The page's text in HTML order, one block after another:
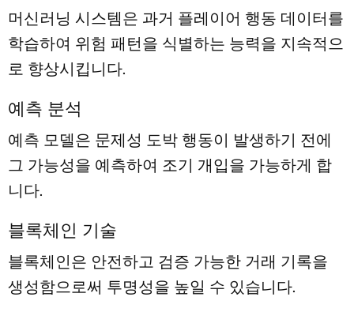
머신러닝 시스템은 과거 플레이어 행동 데이터를
학습하여 위험 패턴을 식별하는 능력을 지속적으
로 향상시킵니다.
예측 분석
예측 모델은 문제성 도박 행동이 발생하기 전에
그 가능성을 예측하여 조기 개입을 가능하게 합
니다.
블록체인 기술
블록체인은 안전하고 검증 가능한 거래 기록을
생성함으로써 투명성을 높일 수 있습니다.